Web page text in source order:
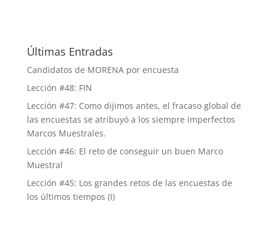
Últimas Entradas
Candidatos de MORENA por encuesta
Lección #48: FIN
Lección #47: Como dijimos antes, el fracaso global de
las encuestas se atribuyó a los siempre imperfectos
Marcos Muestrales.
Lección #46: El reto de conseguir un buen Marco
Muestral
Lección #45: Los grandes retos de las encuestas de
los últimos tiempos (I)